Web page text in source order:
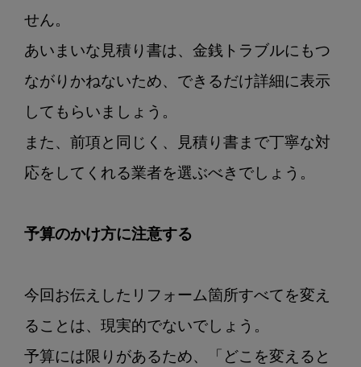
せん。
あいまいな見積り書は、金銭トラブルにもつ
ながりかねないため、できるだけ詳細に表示
してもらいましょう。
また、前項と同じく、見積り書まで丁寧な対
応をしてくれる業者を選ぶべきでしょう。
予算のかけ方に注意する
今回お伝えしたリフォーム箇所すべてを変え
ることは、現実的でないでしょう。
予算には限りがあるため、「どこを変えると